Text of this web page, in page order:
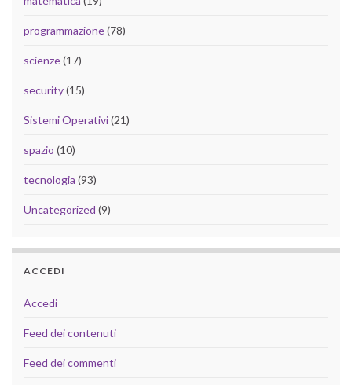
programmazione(78)
scienze(17)
security(15)
Sistemi Operativi(21)
spazio (10)
tecnologia (93)
Uncategorized (9)
ACCEDI
Accedi
Feed dei contenuti
Feed dei commenti